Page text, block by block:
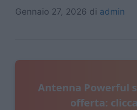
Gennaio 27, 2026 di admin
Antenna Powerful
offerta: